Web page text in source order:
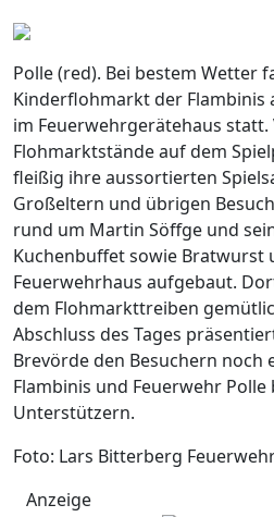
Polle (red). Bei bestem Wetter
Kinderflohmarkt der Flambinis
im Feuerwehrgerätehaus
Flohmarktstände auf dem
fleißig ihre aussortierten
Großeltern und übrigen
rund um Martin Söffge und
Kuchenbuffet sowie Bratwurst
Feuerwehrhaus aufgebaut.
dem Flohmarkttreiben
Abschluss des Tages
Brevörde den Besuchern noch
Flambinis und Feuerwehr
Unterstützern.
Foto: Lars Bitterberg
Anzeige